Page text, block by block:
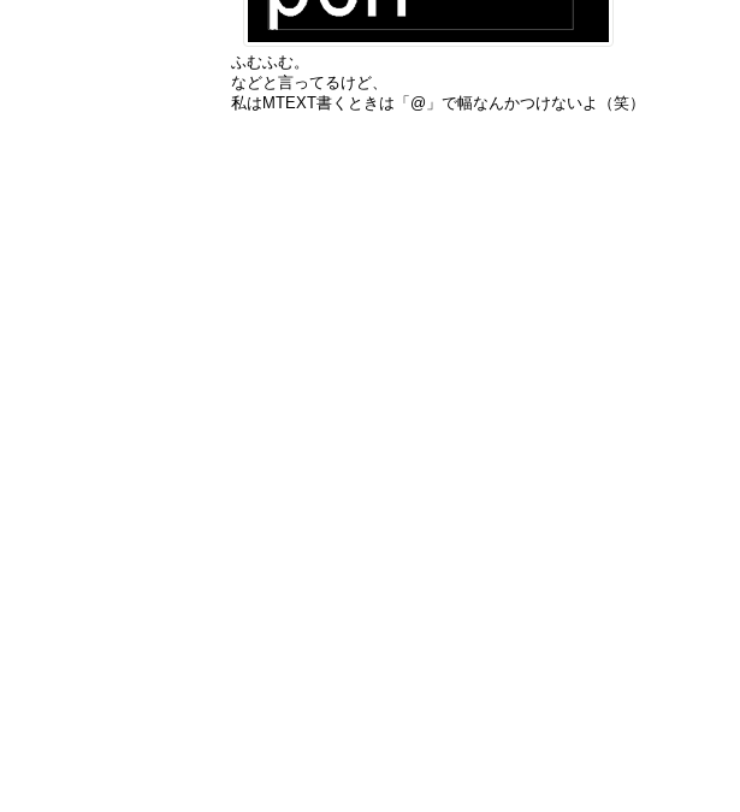
ふむふむ。
などと言ってるけど、
私はMTEXT書くときは「@」で幅なんかつけないよ（笑）